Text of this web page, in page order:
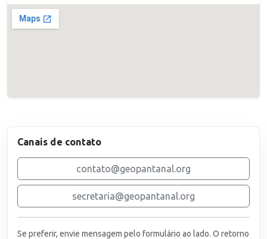
Canais de contato
contato@geopantanal.org
secretaria@geopantanal.org
Se preferir, envie mensagem pelo formulário ao lado. O retorno